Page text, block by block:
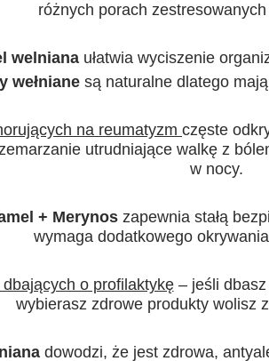
różnych porach
welnianaułatwia wyciszenie
wełnianesą naturalne dlatego mają
na reumatyzm częste
utrudniające walkę z
w nocy.
+ Merynos zapewnia stałą
wymaga dodatkowego
o profilaktykę– jeśli dbasz
wybierasz zdrowe produkty wolisz
dowodzi, że jest zdrowa,